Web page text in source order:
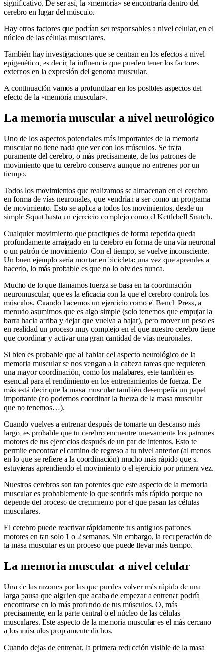
significativo. De ser así, la «memoria» se encontraría dentro del
cerebro en lugar del músculo.
Hay otros factores que podrían ser responsables a nivel celular, en el
núcleo de las células musculares.
También hay investigaciones que se centran en los efectos a nivel
epigenético, es decir, la influencia que pueden tener los factores
externos en la expresión del genoma muscular.
A continuación vamos a profundizar en los posibles aspectos del
efecto de la «memoria muscular».
La memoria muscular a nivel neurológico
Uno de los aspectos potenciales más importantes de la memoria
muscular no tiene nada que ver con los músculos. Se trata
puramente del cerebro, o más precisamente, de los patrones de
movimiento que tu cerebro conserva aunque no entrenes por un
tiempo.
Todos los movimientos que realizamos se almacenan en el cerebro
en forma de vías neuronales, que vendrían a ser como un programa
de movimiento. Esto se aplica a todos los movimientos, desde un
simple Squat hasta un ejercicio complejo como el Kettlebell Snatch.
Cualquier movimiento que practiques de forma repetida queda
profundamente arraigado en tu cerebro en forma de una vía neuronal
o un patrón de movimiento. Con el tiempo, se vuelve inconsciente.
Un buen ejemplo sería montar en bicicleta: una vez que aprendes a
hacerlo, lo más probable es que no lo olvides nunca.
Mucho de lo que llamamos fuerza se basa en la coordinación
neuromuscular, que es la eficacia con la que el cerebro controla los
músculos. Cuando hacemos un ejercicio como el Bench Press, a
menudo asumimos que es algo simple (solo tenemos que empujar la
barra hacia arriba y dejar que vuelva a bajar), pero mover un peso es
en realidad un proceso muy complejo en el que nuestro cerebro tiene
que coordinar y activar una gran cantidad de vías neuronales.
Si bien es probable que al hablar del aspecto neurológico de la
memoria muscular se nos vengan a la cabeza tareas que requieren
una mayor coordinación, como los malabares, este también es
esencial para el rendimiento en los entrenamientos de fuerza. De
más está decir que la masa muscular también desempeña un papel
importante (no podemos coordinar la fuerza de la masa muscular
que no tenemos…).
Cuando vuelves a entrenar después de tomarte un descanso más
largo, es probable que tu cerebro encuentre nuevamente los patrones
motores de tus ejercicios después de un par de intentos. Esto te
permite encontrar el camino de regreso a tu nivel anterior (al menos
en lo que se refiere a la coordinación) mucho más rápido que si
estuvieras aprendiendo el movimiento o el ejercicio por primera vez.
Nuestros cerebros son tan potentes que este aspecto de la memoria
muscular es probablemente lo que sentirás más rápido porque no
depende del proceso de crecimiento por el que pasan las células
musculares.
El cerebro puede reactivar rápidamente tus antiguos patrones
motores en tan solo 1 o 2 semanas. Sin embargo, la recuperación de
la masa muscular es un proceso que puede llevar más tiempo.
La memoria muscular a nivel celular
Una de las razones por las que puedes volver más rápido de una
larga pausa que alguien que acaba de empezar a entrenar podría
encontrarse en lo más profundo de tus músculos. O, más
precisamente, en la parte central o el núcleo de las células
musculares. Este aspecto de la memoria muscular es el más cercano
a los músculos propiamente dichos.
Cuando dejas de entrenar, la primera reducción visible de la masa